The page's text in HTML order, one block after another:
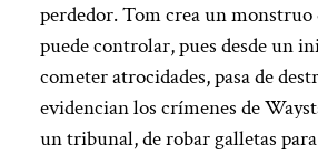
perdedor. Tom crea un monstruo
puede controlar, pues desde un
cometer atrocidades, pasa de
evidencian los crímenes de
un tribunal, de robar galletas